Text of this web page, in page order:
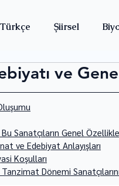
Türkçe Şiirsel
ve
Sanatçıların Genel
ve Edebiyat Anlayışları
Koşulları
Dönemi